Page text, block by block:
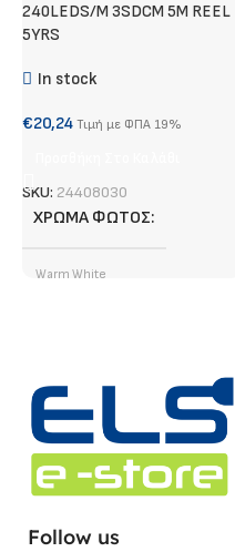
240LEDS/M 3SDCM 5M REEL
5YRS
In stock
€20,24 Τιμή με ΦΠΑ 19%
SKU: 24408030
ΧΡΏΜΑ ΦΩΤΌΣ
Warm White
ΦΩΤΕΙΝΉ ΡΟΉ (LUMEN)
4120 lm/ m
Follow us